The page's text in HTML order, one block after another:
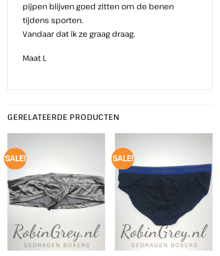
pijpen blijven goed zitten om de benen
tijdens sporten.
Vandaar dat ik ze graag draag.
Maat L
GERELATEERDE PRODUCTEN
SALE! SALE!